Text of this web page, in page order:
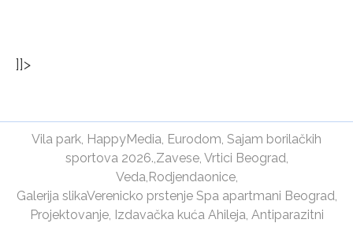
]]>
Vila park HappyMedia Eurodom Sajam borilačkih
sportova 2026. Zavese, Vrtici Beograd
Veda Rodjendaonice,
Galerija slikaVerenicko prstenje Spa apartmani Beograd
Projektovanje, Izdavačka kuća Ahileja Antiparazitni